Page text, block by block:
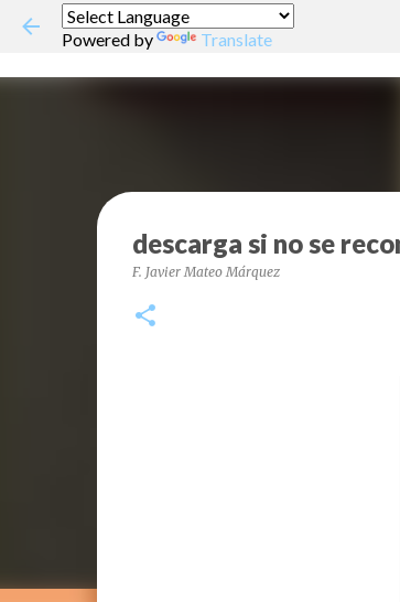
Powered by Translate
descarga si no se
F. Javier Mateo Márquez